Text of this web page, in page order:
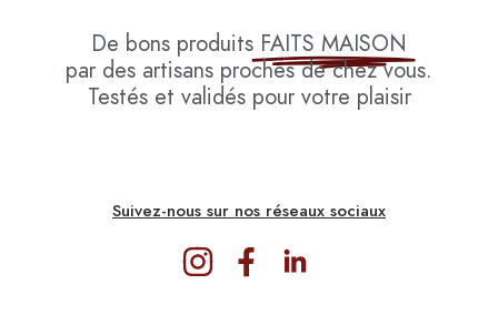
De bons produits FAITS MAISON
par des artisans proches de chez vous.
Testés et validés pour votre plaisir
Suivez-nous sur nos réseaux sociaux